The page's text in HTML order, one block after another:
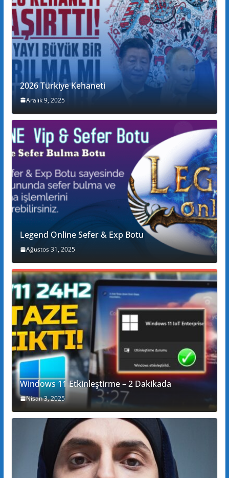
2026 Türkiye Kehaneti
Aralık 9, 2025
Legend Online Sefer & Exp Botu
Ağustos 31, 2025
Windows 11 Etkinleştirme – 2 Dakikada
Nisan 3, 2025